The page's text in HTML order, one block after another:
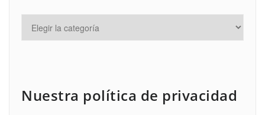
Nuestra política de privacidad